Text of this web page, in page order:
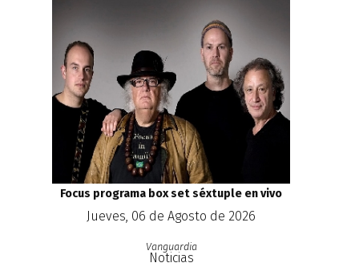
Focus programa box set séxtuple en vivo
Jueves, 06 de Agosto de 2026
Vanguardia
Noticias